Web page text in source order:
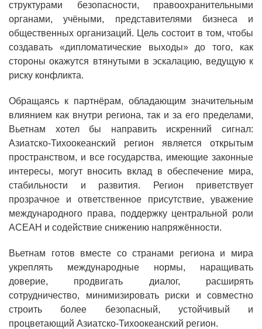
структурами безопасности, правоохранительными
органами, учёными, представителями бизнеса и
общественных организаций. Цель состоит в том, чтобы
создавать «дипломатические выходы» до того, как
стороны окажутся втянутыми в эскалацию, ведущую к
риску конфликта.
Обращаясь к партнёрам, обладающим значительным
влиянием как внутри региона, так и за его пределами,
Вьетнам хотел бы направить искренний сигнал:
Азиатско-Тихоокеанский регион является открытым
пространством, и все государства, имеющие законные
интересы, могут вносить вклад в обеспечение мира,
стабильности и развития. Регион приветствует
прозрачное и ответственное присутствие, уважение
международного права, поддержку центральной роли
АСЕАН и содействие снижению напряжённости.
Вьетнам готов вместе со странами региона и мира
укреплять международные нормы, наращивать
доверие, продвигать диалог, расширять
сотрудничество, минимизировать риски и совместно
строить более безопасный, устойчивый и
процветающий Азиатско-Тихоокеанский регион.